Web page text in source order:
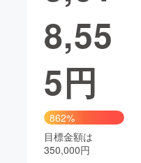
チャレンジ
CAMPFIRE Creation
コミュニティ
8,55
5円
862%
目標金額は
350,000円